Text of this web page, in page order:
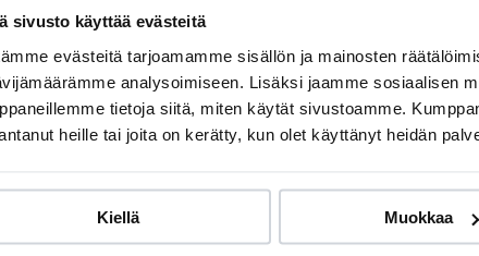
sivusto käyttää evästeitä
evästeitä tarjoamamme sisällön ja mainosten
analysoimiseen. Lisäksi jaamme sosiaalisen
tietoja siitä, miten käytät sivustoamme.
heille tai joita on kerätty, kun olet käyttänyt heidän
Kiellä Muokkaa
Kangasalapalvelut
monipuolisia eläinlääkäripalveluita lemmikkien
suoraan klinikalta. Furron jäsenenä voit jakaa
vaihtoehto, jolla turvaat koirasi tai kissasi keskimäärin